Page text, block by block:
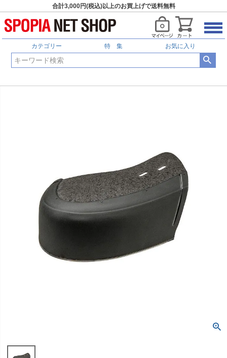
合計3,000円(税込)以上のお買上げで送料無料
カテゴリー 特 集 お気に入り